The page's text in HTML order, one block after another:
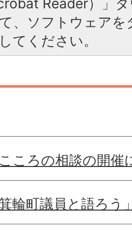
Reader）」
、ソフトウェア
てください。
ころの相談の開催
輪町議員と語ろう